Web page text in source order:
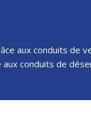
aux conduits de
conduits de